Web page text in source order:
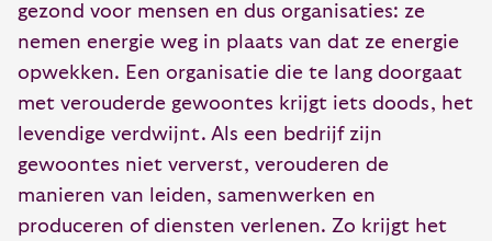
gezond voor mensen en dus organisaties: ze
nemen energie weg in plaats van dat ze energie
opwekken. Een organisatie die te lang doorgaat
met verouderde gewoontes krijgt iets doods, het
levendige verdwijnt. Als een bedrijf zijn
gewoontes niet ververst, verouderen de
manieren van leiden, samenwerken en
produceren of diensten verlenen. Zo krijgt het